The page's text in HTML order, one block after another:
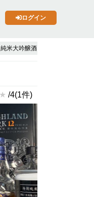
ログイン
純米大吟醸酒
/4(1件)